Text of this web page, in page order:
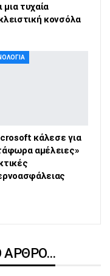
μια τυχαία
κονσόλα
κάλεσε για
αμέλειες»
ΆΡΘΡΟ…